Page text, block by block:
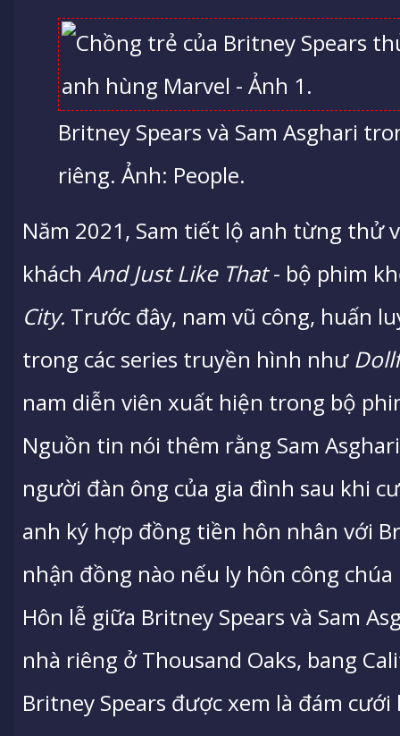
Britney Spears và Sam Asghari
riêng. Ảnh: People.
Năm 2021, Sam tiết lộ anh từng thử
khách And Just Like That- bộ phim
City. Trước đây, nam vũ công, huấn
trong các series truyền hình như
nam diễn viên xuất hiện trong bộ
Nguồn tin nói thêm rằng Sam
người đàn ông của gia đình sau khi
anh ký hợp đồng tiền hôn nhân với
nhận đồng nào nếu ly hôn công chúa
Hôn lễ giữa Britney Spears và Sam
nhà riêng ở Thousand Oaks, bang
Britney Spears được xem là đám cưới